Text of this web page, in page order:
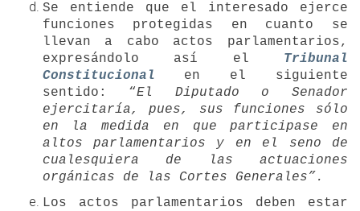
Se entiende que el interesado ejerce
funciones protegidas en cuanto se
llevan a cabo actos parlamentarios,
expresándolo así el Tribunal
Constitucional en el siguiente
sentido: “El Diputado o Senador
ejercitaría, pues, sus funciones sólo
en la medida en que participase en
altos parlamentarios y en el seno de
cualesquiera de las actuaciones
orgánicas de las Cortes Generales”.
Los actos parlamentarios deben estar